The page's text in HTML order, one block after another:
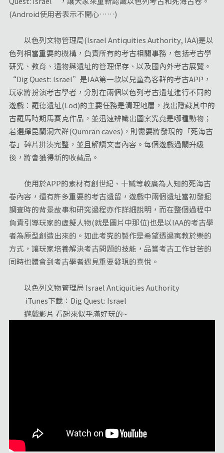
(Android使用者表示不開心……)
以色列文物管理局(Israel Antiquities Authority, IAA)是以
色列相當重要的機構，負責所有的考古相關事務，包括考古學
研究、教育、遺物與遺址的管理保存、以及國內外考古展覽。
“Dig Quest: Israel”是IAA第一款以兒童為客群的考古APP，
玩家將扮演考古學者，分別在兩個以色列考古遺址進行不同的
遊戲：羅德遺址(Lod)的主要任務是清理地層，找出隱藏其中的
古羅馬時期馬賽克作品，並迅速辨識出圖案究竟是哪種動物；
若選擇昆蘭洞穴群(Qumran caves)，則需要將發現的「死海古
卷」碎片拼湊完整，並且解讀文書內容。每個遊戲過關升級
後，將會獲得新的收藏品。
使用於APP的素材有創世紀、十誡等較廣為人知的死海古
卷內容，還有許多重要的考古遺留，遊戲中兩個遺址當初發掘
調查時的背景故事和研究過程亦作詳細說明，而在整個過程中
負責引導玩家的虛擬人物(就是圖片中那位)也是以IAA的考古學
者為原型創造出來的。如此考究的製作是希望透過寓教於樂的
方式，讓玩家培養解決考古問題的技能，品嘗考古工作甘苦的
同時也體會到考古學者遇見重要發現的喜悅。
以色列文物管理局 Israel Antiquities Authority
iTunes下載：Dig Quest: Israel
遊戲影片 看起來似乎滿好玩的~